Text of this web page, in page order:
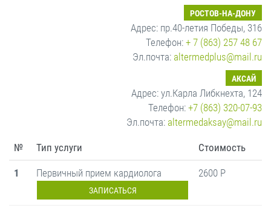
РОСТОВ-НА-ДОНУ
Адрес: пр.40-летия Победы, 316
Телефон: + 7 (863) 257 48 67
Эл.почта: altermedplus@mail.ru
АКСАЙ
Адрес: ул.Карла Либкнехта, 124
Телефон: +7 (863) 320-07-93
Эл.почта: altermedaksay@mail.ru
№ Тип услуги Стоимость
1 Первичный прием кардиолога
ЗАПИСАТЬСЯ
2600 Р